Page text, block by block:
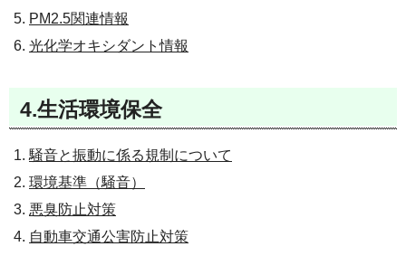
PM2.5関連情報
光化学オキシダント情報
4.生活環境保全
騒音と振動に係る規制について
環境基準（騒音）
悪臭防止対策
自動車交通公害防止対策